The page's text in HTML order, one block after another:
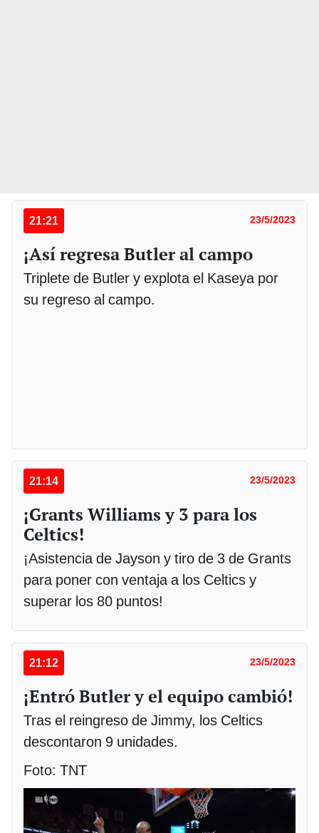
21:21 23/5/2023
¡Así regresa Butler al campo
Triplete de Butler y explota el Kaseya por
su regreso al campo.
21:14 23/5/2023
¡Grants Williams y 3 para los
Celtics!
¡Asistencia de Jayson y tiro de 3 de Grants
para poner con ventaja a los Celtics y
superar los 80 puntos!
21:12 23/5/2023
¡Entró Butler y el equipo cambió!
Tras el reingreso de Jimmy, los Celtics
descontaron 9 unidades.
Foto: TNT